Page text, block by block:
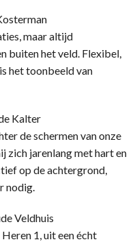
maar altijd
buiten het veld. Flexibel,
het toonbeeld van
Kalter
de schermen van onze
zich jarenlang met hart en
op de achtergrond,
nodig.
Veldhuis
1, uit een écht